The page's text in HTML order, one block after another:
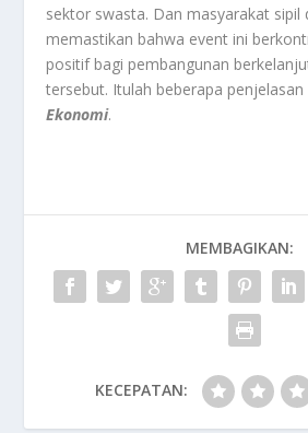
sektor swasta. Dan masyarakat sipil
memastikan bahwa event ini
positif bagi pembangunan
tersebut. Itulah beberapa
Ekonomi.
MEMBAGIKAN:
KECEPATAN: